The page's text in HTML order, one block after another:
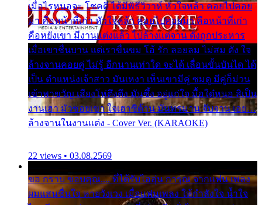
เมื่อไรหนอจะ โชคดี ได้มีพิธีวิวาห์ หัวใจหล้า คอยไปคอย
มา คือหน้าที่เก่า หัวใจหล้า คอยไปคอยมา คือหน้าที่เก่า
คือหยังเขา มีงานแต่งแล้ว ไปล้างแต่จาน ดั่งถูกประหาร
เมื่อเขาชื่นบาน แต่เราขื่นขม โอ้ รัก ลอยลม ไม่สม ดัง ใจ
ล้างจานคอยคู่ ไม่รู้ อีกนานเท่าใด จะได้ เลื่อนขั้นบันได ได้
เป็น ตำแหน่งเจ้าสาว มันเหงา เห็นเขามีคู่ ซมดู มีคู่ก็ม่วน
เข้าพาขวัญ เสียงโห่ตึงตึง มันซึ้ง อยู่แก่ใจ มื้อใด๋หนอ สิเป็น
งานเฮา มัวซอยเขา ใจเฮาซิด้าน มันทรมาน จับจาน เอย…
ล้างจานในงานแต่ง - Cover Ver. (KARAOKE)
22 views • 03.08.2569
ขอ กราบ ขอบคุณ.... ที่ได้รับไออุ่น การุณ จากแฟน เพลง
ผมแสนชื่นใจ หายวังเวง เมื่อแฟนเพลง ให้กำลังใจ น้ำใจ